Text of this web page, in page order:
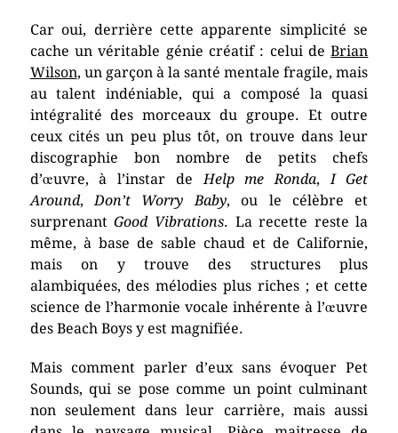
Car oui, derrière cette apparente simplicité se
cache un véritable génie créatif : celui deBrian
Wilson, un garçon à la santé mentale fragile, mais
au talent indéniable, qui a composé la quasi
intégralité des morceaux du groupe. Et outre
ceux cités un peu plus tôt, on trouve dans leur
discographie bon nombre de petits chefs
d’œuvre, à l’instar deHelp me Ronda,I Get
Around,Don’t Worry Baby, ou le célèbre et
surprenantGood Vibrations. La recette reste la
même, à base de sable chaud et de Californie,
mais on y trouve des structures plus
alambiquées, des mélodies plus riches ; et cette
science de l’harmonie vocale inhérente à l’œuvre
des Beach Boys y est magnifiée.
Mais comment parler d’eux sans évoquer Pet
Sounds, qui se pose comme un point culminant
non seulement dans leur carrière, mais aussi